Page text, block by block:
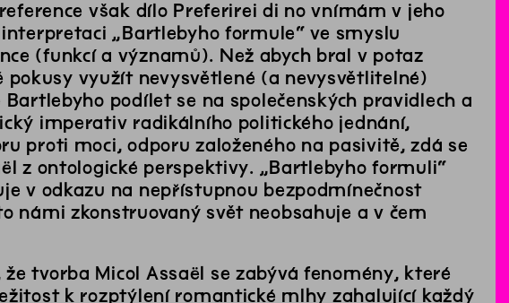
však dílo Preferirei di no vnímám v jeho
„Bartlebyho formule“ ve smyslu
(funkcí a významů). Než abych bral v potaz
pokusy využít nevysvětlené (a nevysvětlitelné)
podílet se na společenských pravidlech a
imperativ radikálního politického jednání,
proti moci, odporu založeného na pasivitě, zdá se
z ontologické perspektivy. „Bartlebyho formuli“
v odkazu na nepřístupnou bezpodmínečnost
námi zkonstruovaný svět neobsahuje a v čem
tvorba Micol Assaël se zabývá fenomény, které
k rozptýlení romantické mlhy zahalující každý